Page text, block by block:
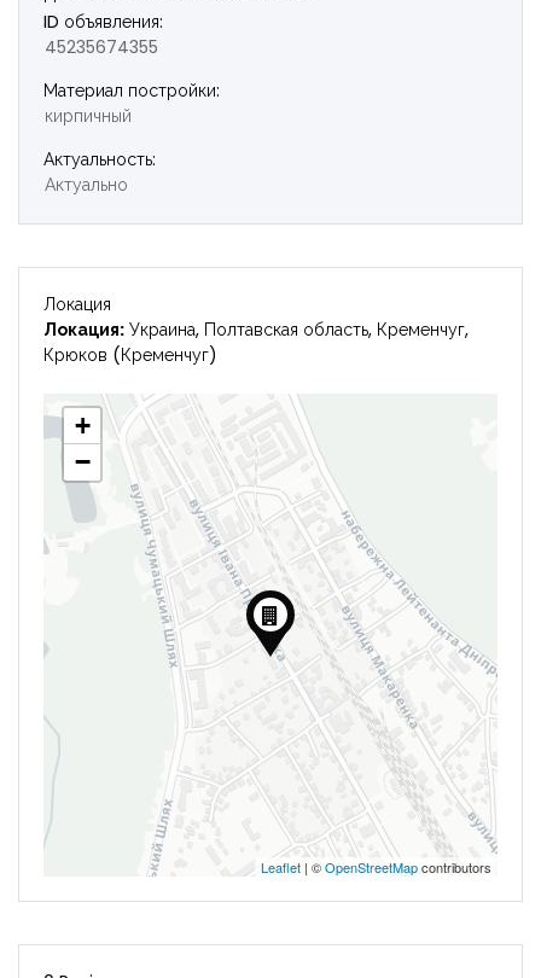
ID объявления:
45235674355
Материал постройки:
кирпичный
Актуальность:
Актуально
Локация
Локация: Украина, Полтавская область, Кременчуг,
Крюков (Кременчуг)
+
−
Leaflet | ©OpenStreetMapcontributors